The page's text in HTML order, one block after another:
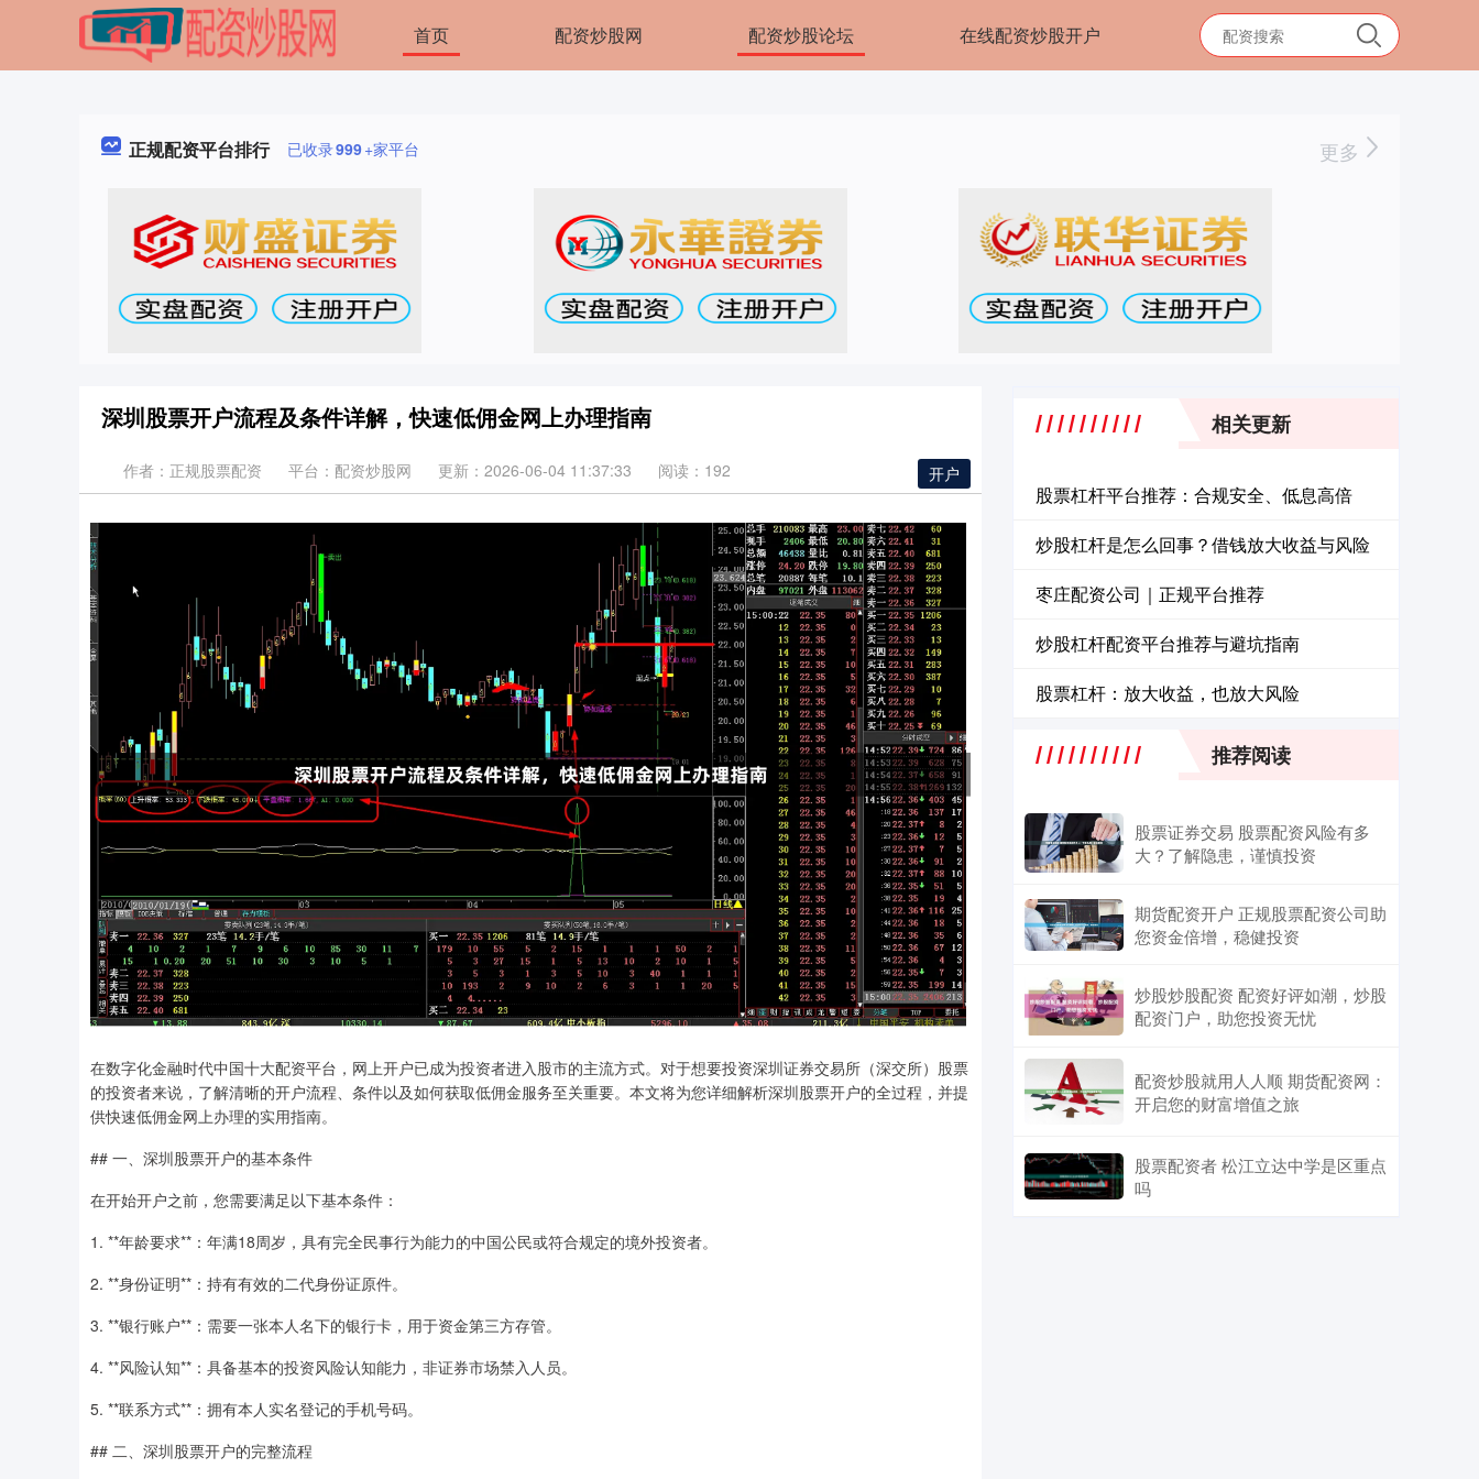
首页 配资炒股网 配资炒股论坛 在线配资炒股开户
正规配资平台排行 已收录999+家平台 更多
深圳股票开户流程及条件详解，快速低佣金网上办理指南
开户
作者：正规股票配资 平台：配资炒股网 更新：2026-06-04 11:37:33 阅读：192
在数字化金融时代中国十大配资平台，网上开户已成为投资者进入股市的主流方式。对于想要投资深圳证券交易所（深交所）股票
的投资者来说，了解清晰的开户流程、条件以及如何获取低佣金服务至关重要。本文将为您详细解析深圳股票开户的全过程，并提
供快速低佣金网上办理的实用指南。
## 一、深圳股票开户的基本条件
在开始开户之前，您需要满足以下基本条件：
1. **年龄要求**：年满18周岁，具有完全民事行为能力的中国公民或符合规定的境外投资者。
2. **身份证明**：持有有效的二代身份证原件。
3. **银行账户**：需要一张本人名下的银行卡，用于资金第三方存管。
4. **风险认知**：具备基本的投资风险认知能力，非证券市场禁入人员。
5. **联系方式**：拥有本人实名登记的手机号码。
## 二、深圳股票开户的完整流程
相关更新
股票杠杆平台推荐：合规安全、低息高倍
炒股杠杆是怎么回事？借钱放大收益与风险
枣庄配资公司｜正规平台推荐
炒股杠杆配资平台推荐与避坑指南
股票杠杆：放大收益，也放大风险
推荐阅读
股票证券交易 股票配资风险有多
大？了解隐患，谨慎投资
期货配资开户 正规股票配资公司助
您资金倍增，稳健投资
炒股炒股配资 配资好评如潮，炒股
配资门户，助您投资无忧
配资炒股就用人人顺 期货配资网：
开启您的财富增值之旅
股票配资者 松江立达中学是区重点
吗